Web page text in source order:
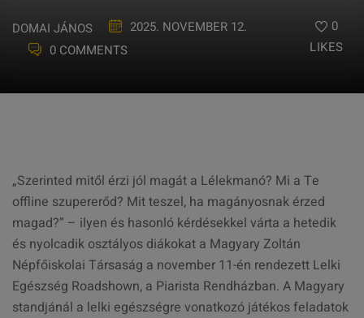
DOMAI JÁNOS
2025. NOVEMBER 12.
0 COMMENTS
0
LIKES
„Szerinted mitől érzi jól magát a Lélekmanó? Mi a Te
offline szupererőd? Mit teszel, ha magányosnak érzed
magad?” – ilyen és hasonló kérdésekkel várta a hetedik
és nyolcadik osztályos diákokat a Magyary Zoltán
Népfőiskolai Társaság a november 11-én rendezett Lelki
Egészség Roadshown, a Piarista Rendházban. A Magyary
standjánál a lelki egészségre vonatkozó játékos feladatok